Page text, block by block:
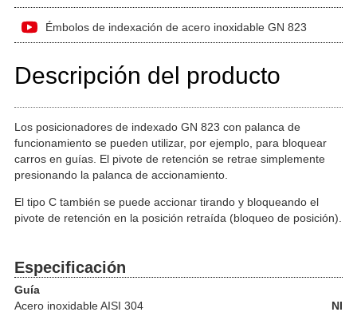
Émbolos de indexación de acero inoxidable GN 823
Descripción del producto
Los posicionadores de indexado GN 823 con palanca de
funcionamiento se pueden utilizar, por ejemplo, para bloquear
carros en guías. El pivote de retención se retrae simplemente
presionando la palanca de accionamiento.
El tipo C también se puede accionar tirando y bloqueando el
pivote de retención en la posición retraída (bloqueo de posición).
Especificación
Guía
Acero inoxidable
NI
AISI 304